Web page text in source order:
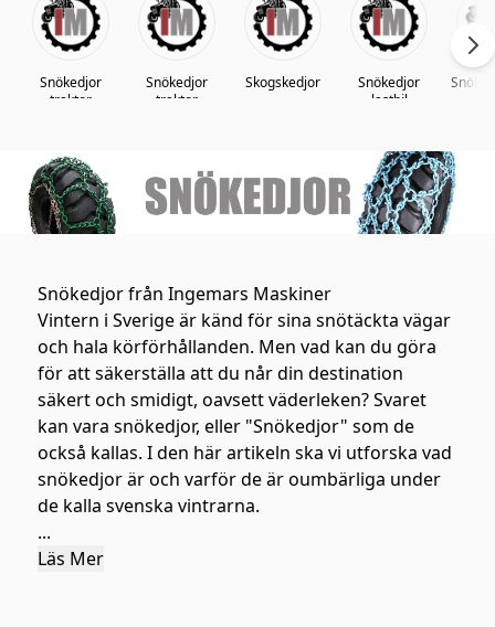
Snökedjor
traktor
Snökedjor
traktor
Skogskedjor
Snökedjor
lastbil
Snökedjor från Ingemars Maskiner
Vintern i Sverige är känd för sina snötäckta vägar
och hala körförhållanden. Men vad kan du göra
för att säkerställa att du når din destination
säkert och smidigt, oavsett väderleken? Svaret
kan vara snökedjor, eller "Snökedjor" som de
också kallas. I den här artikeln ska vi utforska vad
snökedjor är och varför de är oumbärliga under
de kalla svenska vintrarna.
...
Läs Mer